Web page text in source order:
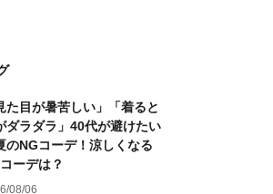
た目が暑苦しい」「着ると
ダラダラ」40代が避けたい
のNGコーデ！涼しくなる
ーデは？
08/06